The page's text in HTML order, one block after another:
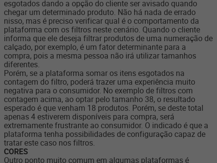
esgotados dando a opção do cliente ser avisado quando
chegar um determinado produto. Não há nada de errado
nisso, mas é preciso verificar qual é o comportamento da
plataforma com os filtros neste cenário. Quando o cliente
informa que ele deseja filtrar produtos de uma numeração de
calçado, por exemplo, é um fator determinante para a
compra, pois a mesma pessoa não irá utilizar tamanhos
diferentes.
Porém, se a plataforma somar os itens esgotados na
contagem do filtro, poderá trazer uma experiência muito
negativa para o consumidor. No exemplo de filtros com
contagem acima, ao optar pelo tamanho 38, o resultado
esperado é que venham 18 produtos. Porém, se deste total
apenas 4 estiverem disponíveis para compra, será
extremamente frustrante ao consumidor. O indicado é que a
plataforma tenha possibilidades de configuração capaz de
tratar este caso nos filtros.
CORES
Outro ponto muito comum em algumas plataformas é